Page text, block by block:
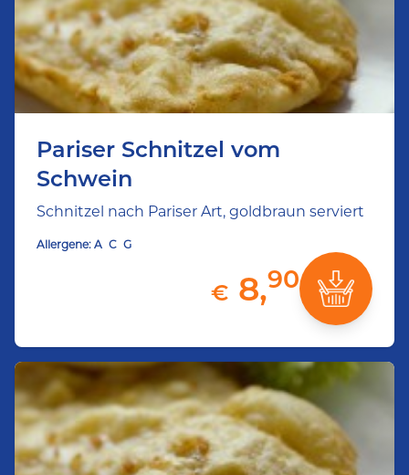
Pariser Schnitzel vom
Schwein
Schnitzel nach Pariser Art, goldbraun serviert
Allergene: A C G
€ 8,90